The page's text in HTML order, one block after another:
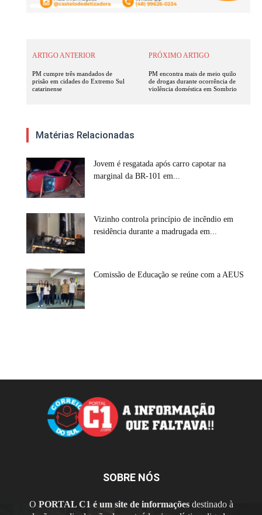
ARTIGO ANTERIOR
PM cumpre três mandados de
prisão em cidades do Extremo Sul
catarinense
PRÓXIMO ARTIGO
PM encontra mais de meio quilo
de drogas durante ocorrência de
violência doméstica em Sombrio
Matérias Relacionadas
Jovem é resgatada após carro capotar na
marginal da BR-101 em...
Vizinho controla princípio de incêndio em
residência durante a madrugada em...
Comissão de Educação se reúne com a AEUS
SOBRE NÓS
O PORTAL C1 é um site de informaçõesdestinado à